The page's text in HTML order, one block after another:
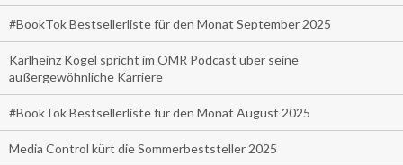
#BookTok Bestsellerliste für den Monat September 2025
Karlheinz Kögel spricht im OMR Podcast über seine
außergewöhnliche Karriere
#BookTok Bestsellerliste für den Monat August 2025
Media Control kürt die Sommerbeststeller 2025